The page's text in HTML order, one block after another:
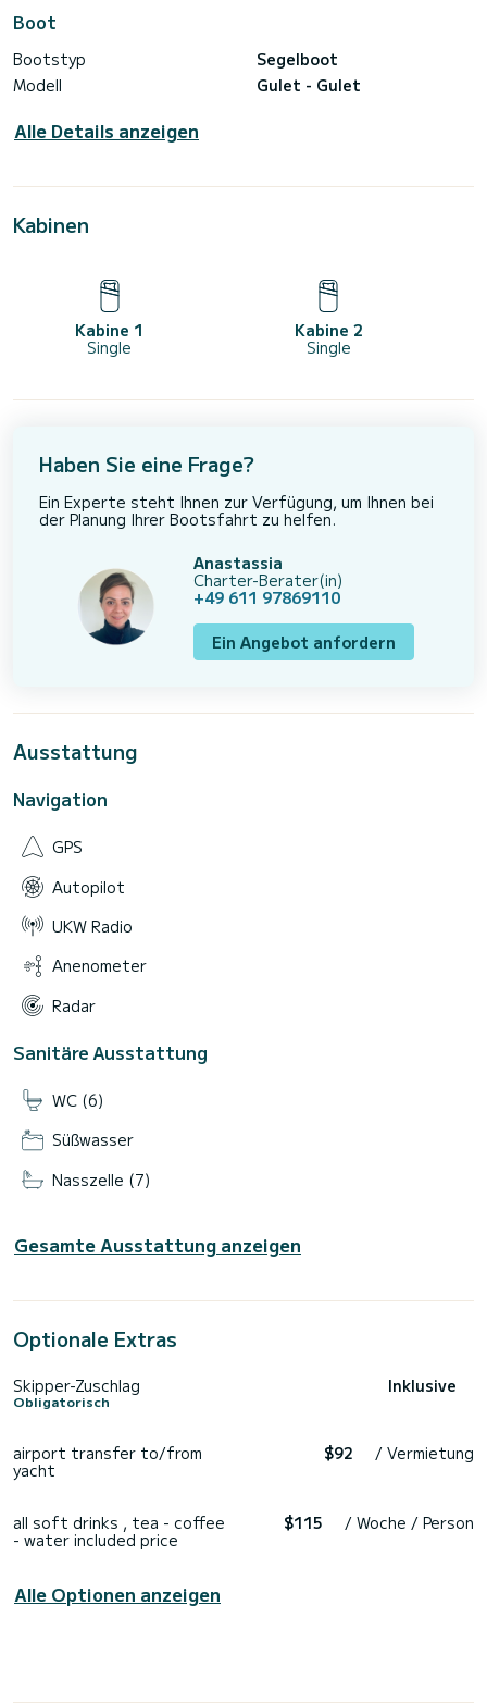
Boot
Bootstyp
Segelboot
Modell
Gulet - Gulet
Alle Details anzeigen
Kabinen
Kabine 1
Single
Kabine 2
Single
Haben Sie eine Frage?
Ein Experte steht Ihnen zur Verfügung, um Ihnen bei
der Planung Ihrer Bootsfahrt zu helfen.
Anastassia
Charter-Berater(in)
+49 611 97869110
Ein Angebot anfordern
Ausstattung
Navigation
GPS
Autopilot
UKW Radio
Anenometer
Radar
Sanitäre Ausstattung
WC (6)
Süßwasser
Nasszelle (7)
Gesamte Ausstattung anzeigen
Optionale Extras
Skipper-Zuschlag
Obligatorisch
Inklusive
airport transfer to/from
yacht
$92 / Vermietung
all soft drinks , tea - coffee
- water included price
$115 / Woche / Person
Alle Optionen anzeigen